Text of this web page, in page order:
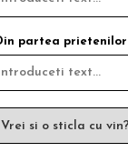
partea prietenilor